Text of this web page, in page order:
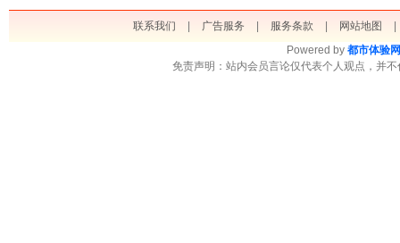
联系我们 | 广告服务 | 服务条款 | 网站地图
|
Powered by 都市体验网
免责声明：站内会员言论仅代表个人观点，并